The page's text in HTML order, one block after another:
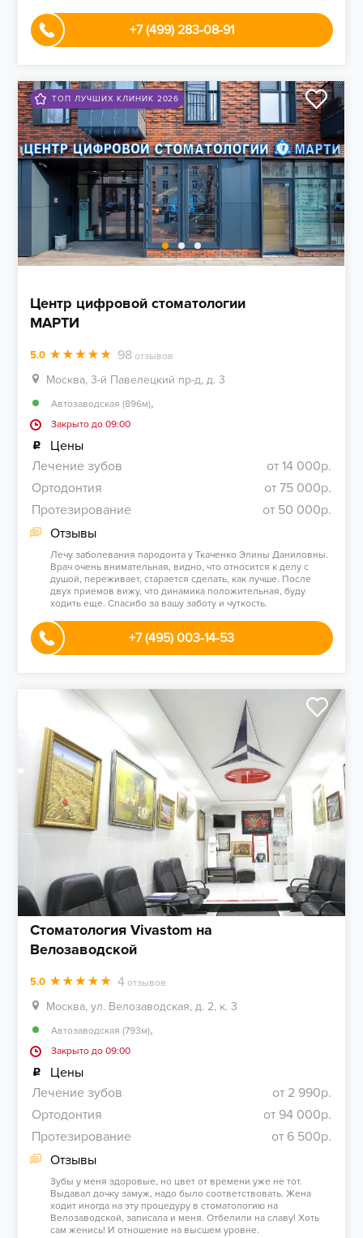
+7 (499) 283-08-91
ТОП ЛУЧШИХ КЛИНИК 2026
Центр цифровой стоматологии
МАРТИ
5.0 98 отзывов
Москва, 3-й Павелецкий пр-д, д. 3
Автозаводская (896м),
Закрыто до 09:00
Цены
Лечение зубов
от 14 000р.
Ортодонтия
от 75 000р.
Протезирование
от 50 000р.
Отзывы
Лечу заболевания пародонта у Ткаченко Элины Даниловны.
Врач очень внимательная, видно, что относится к делу с
душой, переживает, старается сделать, как лучше. После
двух приемов вижу, что динамика положительная, буду
ходить еще. Спасибо за вашу заботу и чуткость.
+7 (495) 003-14-53
Стоматология Vivastom на
Велозаводской
5.0 4 отзывов
Москва, ул. Велозаводская, д. 2, к. 3
Автозаводская (793м),
Закрыто до 09:00
Цены
Лечение зубов
от 2 990р.
Ортодонтия
от 94 000р.
Протезирование
от 6 500р.
Отзывы
Зубы у меня здоровые, но цвет от времени уже не тот.
Выдавал дочку замуж, надо было соответствовать. Жена
ходит иногда на эту процедуру в стоматологию на
Велозаводской, записала и меня. Отбелили на славу! Хоть
сам женись! И отношение на высшем уровне.